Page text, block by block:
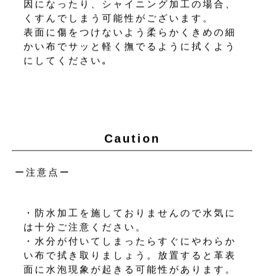
因になったり、シャイニング加工の場合、
くすんでしまう可能性がございます。
表面に傷をつけないよう柔らかくきめの細
かい布でサッと軽く撫でるように拭くよう
にしてください｡
Caution
ー注意点ー
・防水加工を施しておりませんので水気に
は十分ご注意ください。
・水分が付いてしまったらすぐにやわらか
い布で拭き取りましょう。放置すると革表
面に水泡現象が起きる可能性があります。